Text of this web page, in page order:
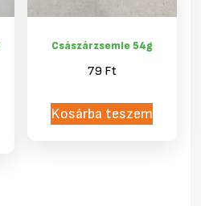
Császárzsemle 54g
79 Ft
Kosárba teszem